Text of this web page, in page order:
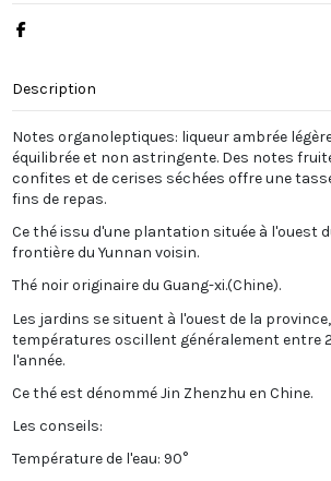
Description
Notes organoleptiques: liqueur ambrée
équilibrée et non astringente. Des notes
confites et de cerises séchées offre une
fins de repas.
Ce thé issu d'une plantation située à l'ouest
frontière du Yunnan voisin.
Thé noir originaire du Guang-xi.(Chine).
Les jardins se situent à l'ouest de la
températures oscillent généralement entre
l'année.
Ce thé est dénommé Jin Zhenzhu en Chine.
Les conseils:
Température de l'eau: 90°